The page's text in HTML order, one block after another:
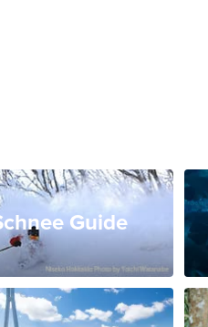
Guide